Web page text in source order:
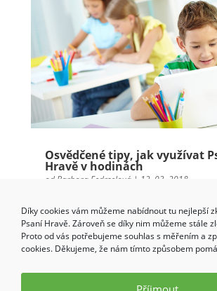
Díky cookies vám můžeme nabídnout tu nejlepší
Psaní Hravě. Zároveň se díky nim můžeme stále
Proto od vás potřebujeme souhlas s měřením a
cookies. Děkujeme, že nám tímto způsobem
Osvědčené tipy, jak využívat
Hravě v hodinách
od Barbora Fedrselová| 12. 03. 2018
s Psaní Hravě, ale nevíte, jak na to?
Psaní Hravě využíváte, ale hledáte
způsoby, jak aplikaci efektivně
prozradíme osvědčené tipy, jak na